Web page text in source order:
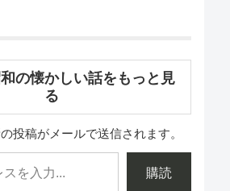
の懐かしい話をもっと見
る
投稿がメールで送信されます。
購読